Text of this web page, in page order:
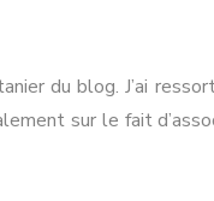
du blog. J’ai
sur le fait